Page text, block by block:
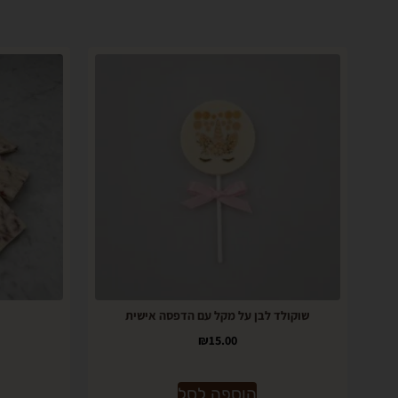
שוקולד לבן על מקל עם הדפסה אישית
₪15.00
הוספה לסל